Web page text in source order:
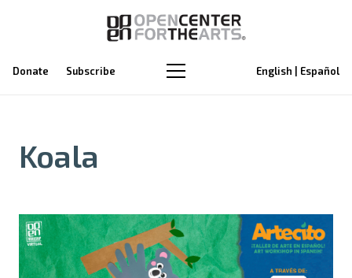
Donate Subscribe English | Español
Koala